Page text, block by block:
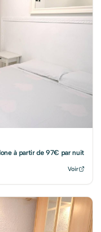
à partir de 97€ par nuit
Voir